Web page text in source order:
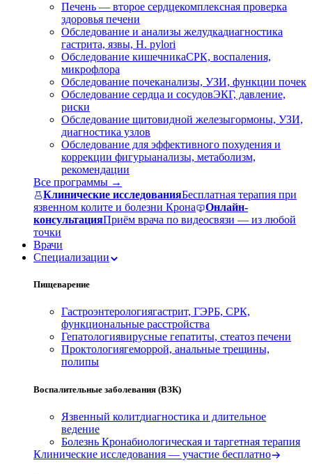
Печень — второе сердцекомплексная проверка
здоровья печени
Обследование и анализы желудкадиагностика
гастрита, язвы, H. pylori
Обследование кишечникаСРК, воспаления,
микрофлора
Обследование почеканализы, УЗИ, функции почек
Обследование сердца и сосудовЭКГ, давление,
риски
Обследование щитовидной железыгормоны, УЗИ,
диагностика узлов
Обследование для эффективного похудения и
коррекции фигурыанализы, метаболизм,
рекомендации
Все программы →
Клинические исследованияБесплатная терапия при
язвенном колите и болезни Крона
Онлайн-
консультацияПриём врача по видеосвязи — из любой
точки
Врачи
Специализации
Пищеварение
Гастроэнтерологиягастрит, ГЭРБ, СРК,
функциональные расстройства
Гепатологиявирусные гепатиты, стеатоз печени
Проктологиягеморрой, анальные трещины,
полипы
Воспалительные заболевания (ВЗК)
Язвенный колитдиагностика и длительное
ведение
Болезнь Кронабиологическая и таргетная терапия
Клинические исследования — участие бесплатно